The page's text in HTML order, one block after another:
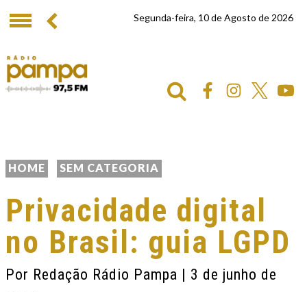
Segunda-feira, 10 de Agosto de 2026
HOME SEM CATEGORIA
Privacidade digital
no Brasil: guia LGPD
Por Redação Rádio Pampa | 3 de junho de